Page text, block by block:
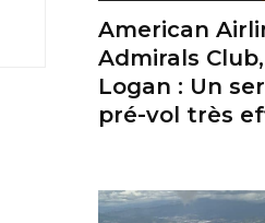
American
Admirals
Logan : Un
pré-vol très